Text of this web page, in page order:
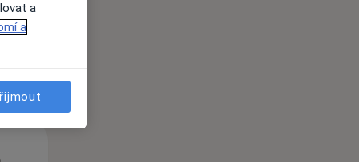
a
a